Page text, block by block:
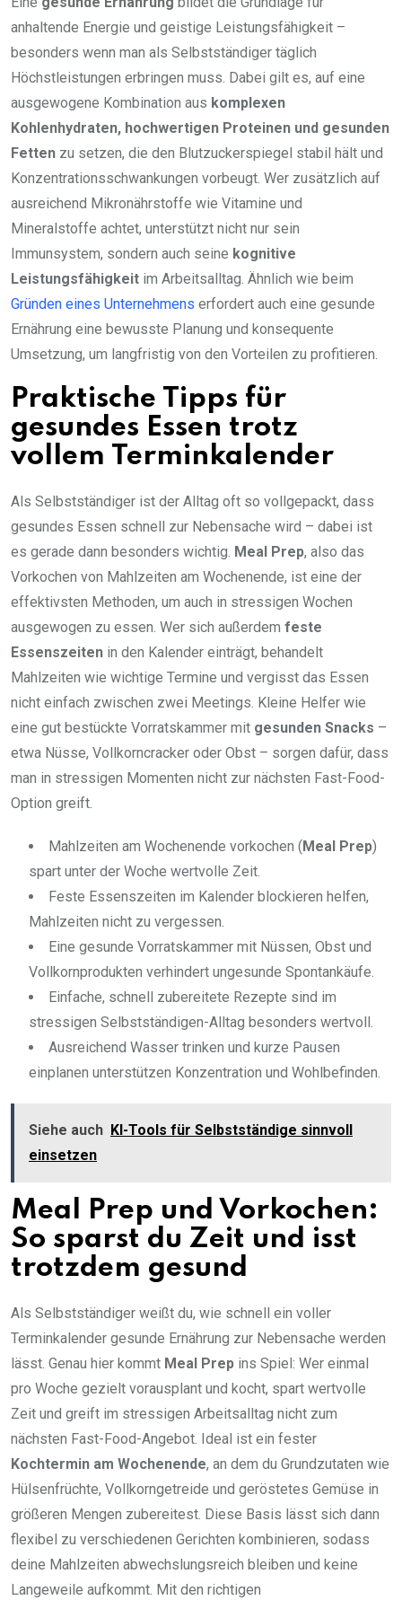
anhaltende Energie und geistige Leistungsfähigkeit –
besonders wenn man als Selbstständiger täglich
Höchstleistungen erbringen muss. Dabei gilt es, auf eine
ausgewogene Kombination aus komplexen
Kohlenhydraten, hochwertigen Proteinen und gesunden
Fetten zu setzen, die den Blutzuckerspiegel stabil hält und
Konzentrationsschwankungen vorbeugt. Wer zusätzlich auf
ausreichend Mikronährstoffe wie Vitamine und
Mineralstoffe achtet, unterstützt nicht nur sein
Immunsystem, sondern auch seine kognitive
Leistungsfähigkeit im Arbeitsalltag. Ähnlich wie beim
Gründen eines Unternehmens erfordert auch eine gesunde
Ernährung eine bewusste Planung und konsequente
Umsetzung, um langfristig von den Vorteilen zu profitieren.
Praktische Tipps für
gesundes Essen trotz
vollem Terminkalender
Als Selbstständiger ist der Alltag oft so vollgepackt, dass
gesundes Essen schnell zur Nebensache wird – dabei ist
es gerade dann besonders wichtig. Meal Prep, also das
Vorkochen von Mahlzeiten am Wochenende, ist eine der
effektivsten Methoden, um auch in stressigen Wochen
ausgewogen zu essen. Wer sich außerdem feste
Essenszeiten in den Kalender einträgt, behandelt
Mahlzeiten wie wichtige Termine und vergisst das Essen
nicht einfach zwischen zwei Meetings. Kleine Helfer wie
eine gut bestückte Vorratskammer mit gesunden Snacks –
etwa Nüsse, Vollkorncracker oder Obst – sorgen dafür, dass
man in stressigen Momenten nicht zur nächsten Fast-Food-
Option greift.
Mahlzeiten am Wochenende vorkochen (Meal Prep)
spart unter der Woche wertvolle Zeit.
Feste Essenszeiten im Kalender blockieren helfen,
Mahlzeiten nicht zu vergessen.
Eine gesunde Vorratskammer mit Nüssen, Obst und
Vollkornprodukten verhindert ungesunde Spontankäufe.
Einfache, schnell zubereitete Rezepte sind im
stressigen Selbstständigen-Alltag besonders wertvoll.
Ausreichend Wasser trinken und kurze Pausen
einplanen unterstützen Konzentration und Wohlbefinden.
Siehe auch KI-Tools für Selbstständige sinnvoll
einsetzen
Meal Prep und Vorkochen:
So sparst du Zeit und isst
trotzdem gesund
Als Selbstständiger weißt du, wie schnell ein voller
Terminkalender gesunde Ernährung zur Nebensache werden
lässt. Genau hier kommt Meal Prep ins Spiel: Wer einmal
pro Woche gezielt vorausplant und kocht, spart wertvolle
Zeit und greift im stressigen Arbeitsalltag nicht zum
nächsten Fast-Food-Angebot. Ideal ist ein fester
Kochtermin am Wochenende, an dem du Grundzutaten wie
Hülsenfrüchte, Vollkorngetreide und geröstetes Gemüse in
größeren Mengen zubereitest. Diese Basis lässt sich dann
flexibel zu verschiedenen Gerichten kombinieren, sodass
deine Mahlzeiten abwechslungsreich bleiben und keine
Langeweile aufkommt. Mit den richtigen